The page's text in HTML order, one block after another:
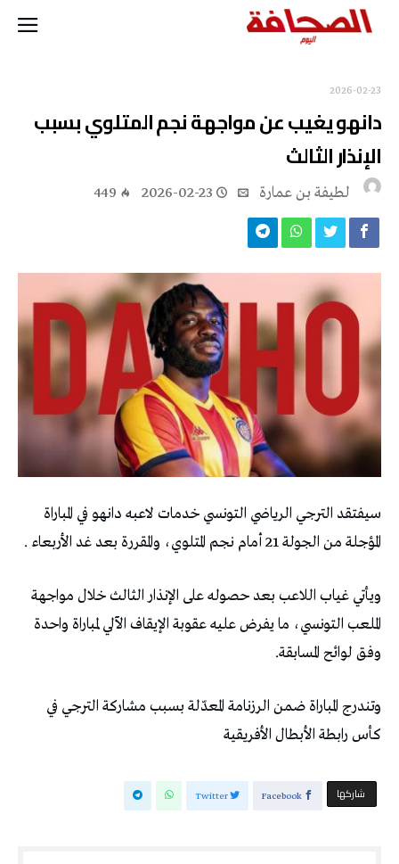
2026-02-23
دانهو يغيب عن مواجهة نجم المتلوي بسبب
الإنذار الثالث
لطيفة بن عمارة 2026-02-23
449
سيفتقد الترجي الرياضي التونسي خدمات لاعبه دانهو في المباراة
المؤجلة من الجولة 21 أمام نجم المتلوي، والمقررة بعد غد الأربعاء .
ويأتي غياب اللاعب بعد حصوله على الإنذار الثالث خلال مواجهة
الملعب التونسي، ما يفرض عليه عقوبة الإيقاف الآلي لمباراة واحدة
وفق لوائح المسابقة.
وتندرج المباراة ضمن الرزنامة المعدّلة بسبب مشاركة الترجي في
كأس رابطة الأبطال الأفريقية
‫‫ شاركها‬ Facebook
Twitter